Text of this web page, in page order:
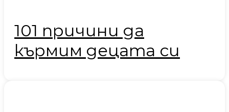
101 причини да
кърмим децата си